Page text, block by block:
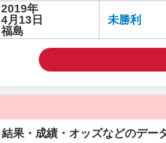
2019年
4月13日
福島
未勝利
結果・成績・オッズなどのデー